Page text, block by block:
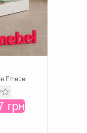
Fmebel
грн